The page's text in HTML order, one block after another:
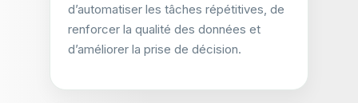
d’automatiser les tâches répétitives, de
renforcer la qualité des données et
d’améliorer la prise de décision.